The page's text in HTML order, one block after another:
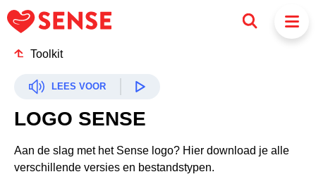
Toolkit
LEES VOOR
LOGO SENSE
Aan de slag met het Sense logo? Hier download je alle
verschillende versies en bestandstypen.